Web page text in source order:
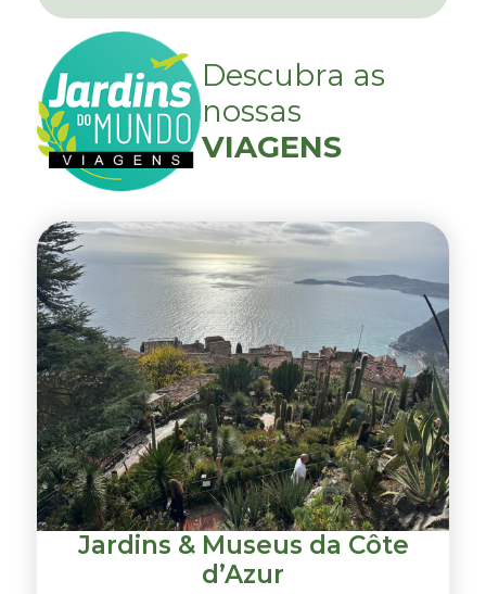
Descubra as
nossas
VIAGENS
Jardins & Museus da Côte
d’Azur